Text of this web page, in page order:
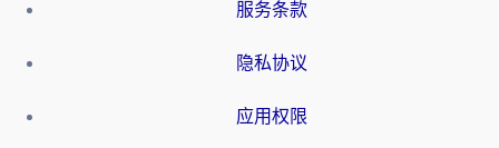
服务条款
隐私协议
应用权限